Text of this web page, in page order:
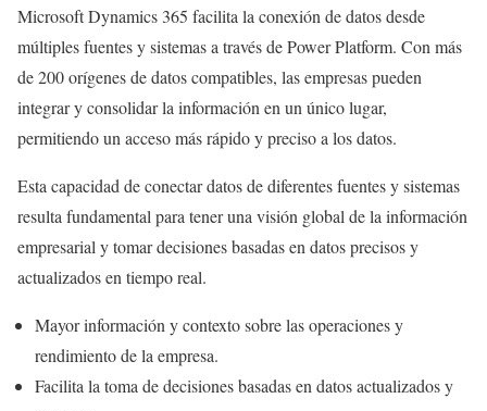
Microsoft Dynamics 365 facilita la conexión de datos desde
múltiples fuentes y sistemas a través de Power Platform. Con más
de 200 orígenes de datos compatibles, las empresas pueden
integrar y consolidar la información en un único lugar,
permitiendo un acceso más rápido y preciso a los datos.
Esta capacidad de conectar datos de diferentes fuentes y sistemas
resulta fundamental para tener una visión global de la información
empresarial y tomar decisiones basadas en datos precisos y
actualizados en tiempo real.
Mayor información y contexto sobre las operaciones y
rendimiento de la empresa.
Facilita la toma de decisiones basadas en datos actualizados y